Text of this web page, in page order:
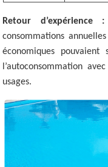
Retour d’expérience :
consommations
économiques pouvaient
l’autoconsommation
usages.